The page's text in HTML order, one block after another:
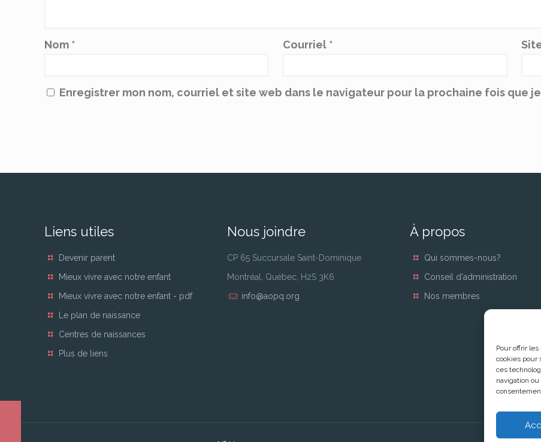
Pour offrir
cookies pour
ces
navigation
Nom * Courriel *
Enregistrer mon nom, courriel et site web dans le navigateur pour la prochaine fois que
Liens utiles
Devenir parent
Mieux vivre avec notre enfant
Mieux vivre avec notre enfant - pdf
Le plan de naissance
Centres de naissances
Plus de liens
Nous joindre
CP 65 Succursale Saint-Dominique
Montréal, Québec, H2S 3K6
info@aopq.org
À propos
Qui sommes-nous?
Conseil d'administration
Nos membres